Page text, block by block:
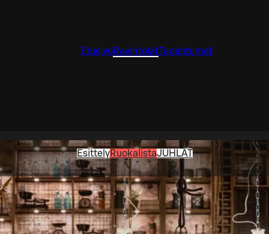
Etusivu RavintolatTapahtumat
EsittelyRuokalistaJUHLAT